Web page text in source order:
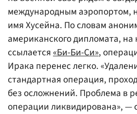
международным аэропортом,
имя Хусейна. По словам
американского дипломата, на
ссылается«Би-Би-Си»,
Ирака перенес легко.
стандартная операция,
без осложнений. Проблема в
операции ликвидирована», —